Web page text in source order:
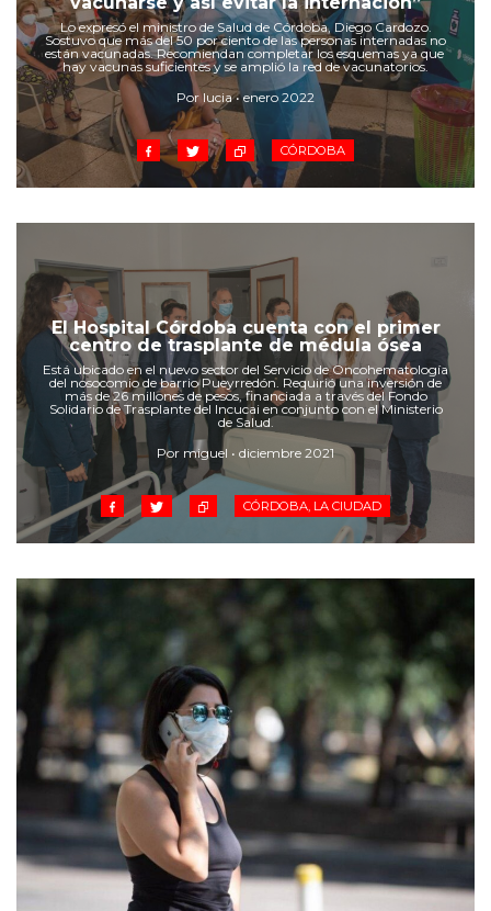
Cruz del Eje
Corredor de Ansenuza
La Carlota y zona
Laboulaye y sur
Bell Ville
Río Tercero
Despeñaderos
Lo expresó el ministro de Salud de Córdoba, Diego Cardozo.
Sostuvo que más del 50 por ciento de las personas internadas no
están vacunadas. Recomiendan completar los esquemas ya que
hay vacunas suficientes y se amplió la red de vacunatorios.
Por lucia • enero 2022
CÓRDOBA
El Hospital Córdoba cuenta con el primer
centro de trasplante de médula ósea
Está ubicado en el nuevo sector del Servicio de Oncohematología
del nosocomio de barrio Pueyrredón. Requirió una inversión de
más de 26 millones de pesos, financiada a través del Fondo
Solidario de Trasplante del Incucai en conjunto con el Ministerio
de Salud.
Por miguel • diciembre 2021
CÓRDOBA, LA CIUDAD